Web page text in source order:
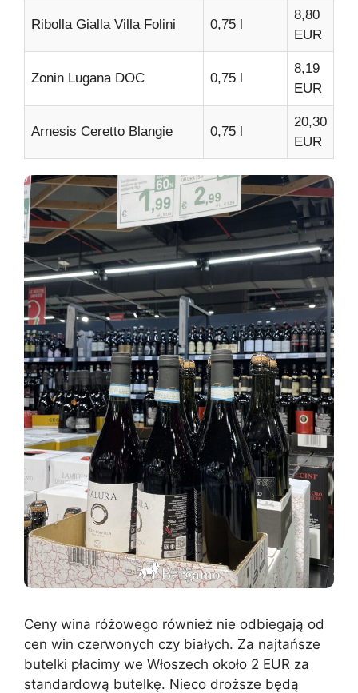
Ribolla Gialla Villa Folini 0,75 l
8,80
EUR
Zonin Lugana DOC 0,75 l
8,19
EUR
Arnesis Ceretto Blangie 0,75 l
20,30
EUR
Ceny wina różowego również nie odbiegają od
cen win czerwonych czy białych. Za najtańsze
butelki płacimy we Włoszech około 2 EUR za
standardową butelkę. Nieco droższe będą